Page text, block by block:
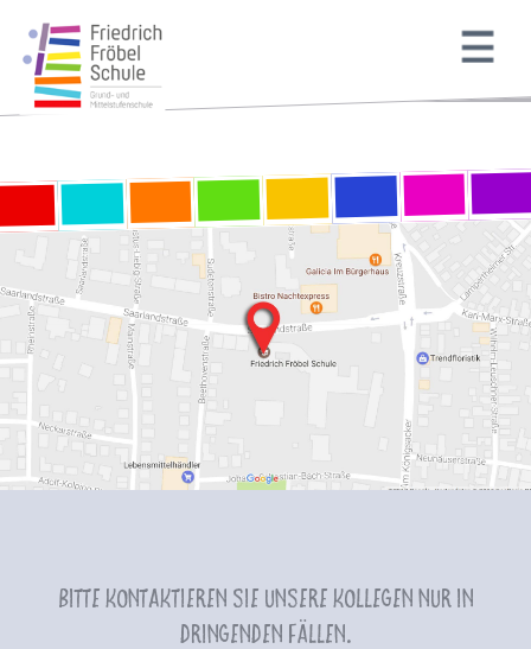
Bitte kontaktieren Sie unsere Kollegen nur in
dringenden Fällen.